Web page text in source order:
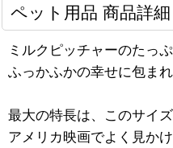
ペット用品 商品詳細
ミルクピッチャーのたっぷ
ふっかふかの幸せに包まれ
最大の特長は、このサイズ
アメリカ映画でよく見か